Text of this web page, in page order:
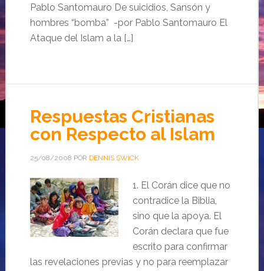
Pablo Santomauro De suicidios, Sansón y
hombres “bomba” -por Pablo Santomauro El
Ataque del Islam a la […]
Respuestas Cristianas
con Respecto al Islam
25/08/2008 POR DENNIS SWICK
1. El Corán dice que no
contradice la Biblia,
sino que la apoya. El
Corán declara que fue
escrito para confirmar
las revelaciones previas y no para reemplazar